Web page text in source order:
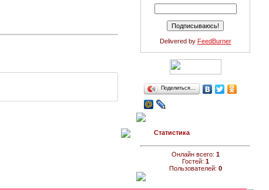
Delivered by FeedBurner
Поделиться…
Статистика
Онлайн всего: 1
Гостей: 1
Пользователей: 0